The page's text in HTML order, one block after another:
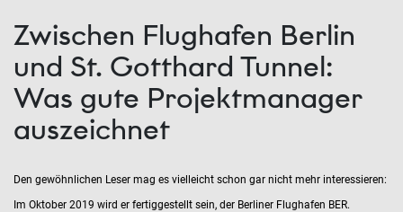
Zwischen Flughafen Berlin
und St. Gotthard Tunnel:
Was gute Projektmanager
auszeichnet
Den gewöhnlichen Leser mag es vielleicht schon gar nicht mehr interessieren:
Im Oktober 2019 wird er fertiggestellt sein, der Berliner Flughafen BER.